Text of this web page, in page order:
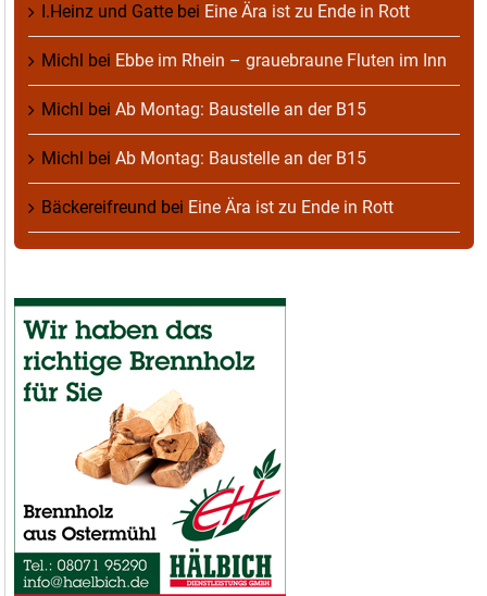
I.Heinz und Gatte bei Eine Ära ist zu Ende in Rott
Michl bei Ebbe im Rhein – grauebraune Fluten im Inn
Michl bei Ab Montag: Baustelle an der B15
Michl bei Ab Montag: Baustelle an der B15
Bäckereifreund bei Eine Ära ist zu Ende in Rott